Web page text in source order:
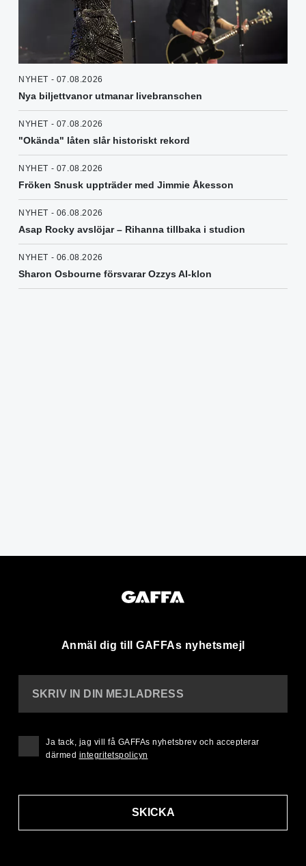
NYHET - 07.08.2026
Nya biljettvanor utmanar livebranschen
NYHET - 07.08.2026
"Okända" låten slår historiskt rekord
NYHET - 07.08.2026
Fröken Snusk uppträder med Jimmie Åkesson
NYHET - 06.08.2026
Asap Rocky avslöjar – Rihanna tillbaka i studion
NYHET - 06.08.2026
Sharon Osbourne försvarar Ozzys AI-klon
Anmäl dig till GAFFAs nyhetsmejl
SKRIV IN DIN MEJLADRESS
SKICKA
Ja tack, jag vill få GAFFAs nyhetsbrev och accepterar
därmed integritetspolicyn